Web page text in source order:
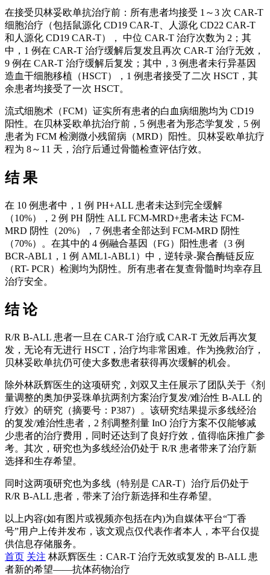
在接受贝林妥欧单抗治疗前：所有患者均接受 1～3 次 CAR-T
细胞治疗（包括鼠源化 CD19 CAR-T、人源化 CD22 CAR-T
和人源化 CD19 CAR-T）， 中位 CAR-T 治疗次数为 2；其
中，1 例在 CAR-T 治疗缓解后复发且再次 CAR-T 治疗无效，
9 例在 CAR-T 治疗缓解后复发；其中，3 例患者未行异基因
造血干细胞移植（HSCT），1 例患者接受了二次 HSCT，其
余患者均接受了一次 HSCT。
流式细胞术（FCM）证实所有患者的白血病细胞均为 CD19
阳性。在贝林妥欧单抗治疗前，5 例患者为形态学复发，5 例
患者为 FCM 检测微小残留病（MRD）阳性。贝林妥欧单抗疗
程为 8～11 天，治疗后通过骨髓检查评估疗效。
结 果
在 10 例患者中，1 例 PH+ALL 患者未达到完全缓解
（10%），2 例 PH 阴性 ALL FCM-MRD+患者未达 FCM-
MRD 阴性（20%），7 例患者全部达到 FCM-MRD 阴性
（70%）。在其中的 4 例融合基因（FG）阳性患者（3 例
BCR-ABL1，1 例 AML1-ABL1）中，逆转录-聚合酶链反应
（RT- PCR）检测均为阴性。所有患者在复查骨髓时均幸存且
治疗安全。
结 论
R/R B-ALL 患者一旦在 CAR-T 治疗或 CAR-T 无效后再次复
发，无论有无进行 HSCT，治疗均非常困难。作为挽救治疗，
贝林妥欧单抗仍可使大多数患者获得再次缓解的机会。
除外林跃辉医生的这项研究，刘双又主任展示了团队关于《剂
量调整的奥加伊妥珠单抗两剂方案治疗复发/难治性 B-ALL 的
疗效》的研究（摘要号：P387）。该研究结果提示多线经治
的复发/难治性患者，2 剂调整剂量 InO 治疗方案不仅能够减
少患者的治疗费用，同时还达到了良好疗效，值得临床推广参
考。其次，研究也为多线经治仍处于 R/R 患者带来了治疗新
选择和生存希望。
同时这两项研究也为多线（特别是 CAR-T）治疗后仍处于
R/R B-ALL 患者，带来了治疗新选择和生存希望。
以上内容(如有图片或视频亦包括在内)为自媒体平台“丁香
号”用户上传并发布，该文观点仅代表作者本人，本平台仅提
供信息存储服务。
首页 关注 林跃辉医生：CAR-T 治疗无效或复发的 B-ALL 患
者新的希望——抗体药物治疗